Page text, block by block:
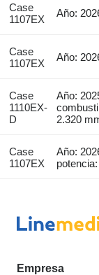
Case
1107EX
Año:
Case
1107EX
Año:
Case
1110EX-
D
Año:
2.320
Case
1107EX
Año:
Empresa